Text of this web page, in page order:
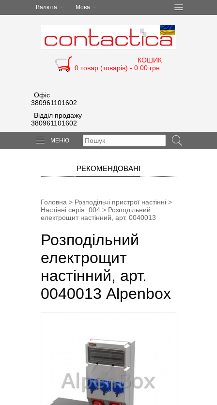
Валюта Мова
КОШИК
0 товар (товарів) - 0.00 грн.
Офіс
380961101602
Відділ продажу
380961101602
МЕНЮ
РЕКОМЕНДОВАНІ
Головна > Розподільчі пристрої настінні >
Настінні серія: 004 > Розподільний
електрощит настінний, арт. 0040013
Розподільний
електрощит
настінний, арт.
0040013 Alpenbox